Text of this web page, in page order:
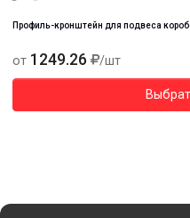
Профиль-кронштейн для подвеса
от 1249.26 /шт